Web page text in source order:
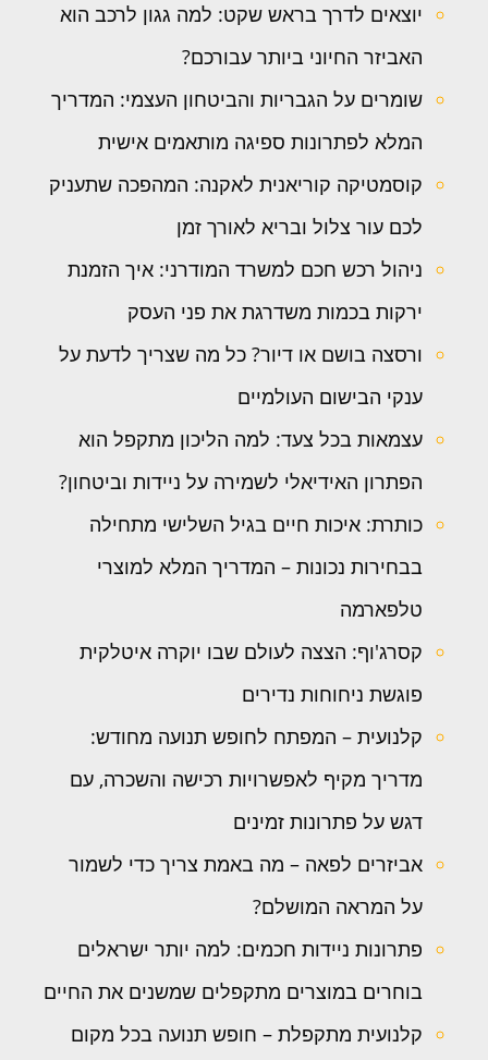
יוצאים לדרך בראש שקט: למה גגון לרכב הוא
האביזר החיוני ביותר עבורכם?
שומרים על הגבריות והביטחון העצמי: המדריך
המלא לפתרונות ספיגה מותאמים אישית
קוסמטיקה קוריאנית לאקנה: המהפכה שתעניק
לכם עור צלול ובריא לאורך זמן
ניהול רכש חכם למשרד המודרני: איך הזמנת
ירקות בכמות משדרגת את פני העסק
ורסצה בושם או דיור? כל מה שצריך לדעת על
ענקי הבישום העולמיים
עצמאות בכל צעד: למה הליכון מתקפל הוא
הפתרון האידיאלי לשמירה על ניידות וביטחון?
כותרת: איכות חיים בגיל השלישי מתחילה
בבחירות נכונות – המדריך המלא למוצרי
טלפארמה
קסרג'וף: הצצה לעולם שבו יוקרה איטלקית
פוגשת ניחוחות נדירים
קלנועית – המפתח לחופש תנועה מחודש:
מדריך מקיף לאפשרויות רכישה והשכרה, עם
דגש על פתרונות זמינים
אביזרים לפאה – מה באמת צריך כדי לשמור
על המראה המושלם?
פתרונות ניידות חכמים: למה יותר ישראלים
בוחרים במוצרים מתקפלים שמשנים את החיים
קלנועית מתקפלת – חופש תנועה בכל מקום